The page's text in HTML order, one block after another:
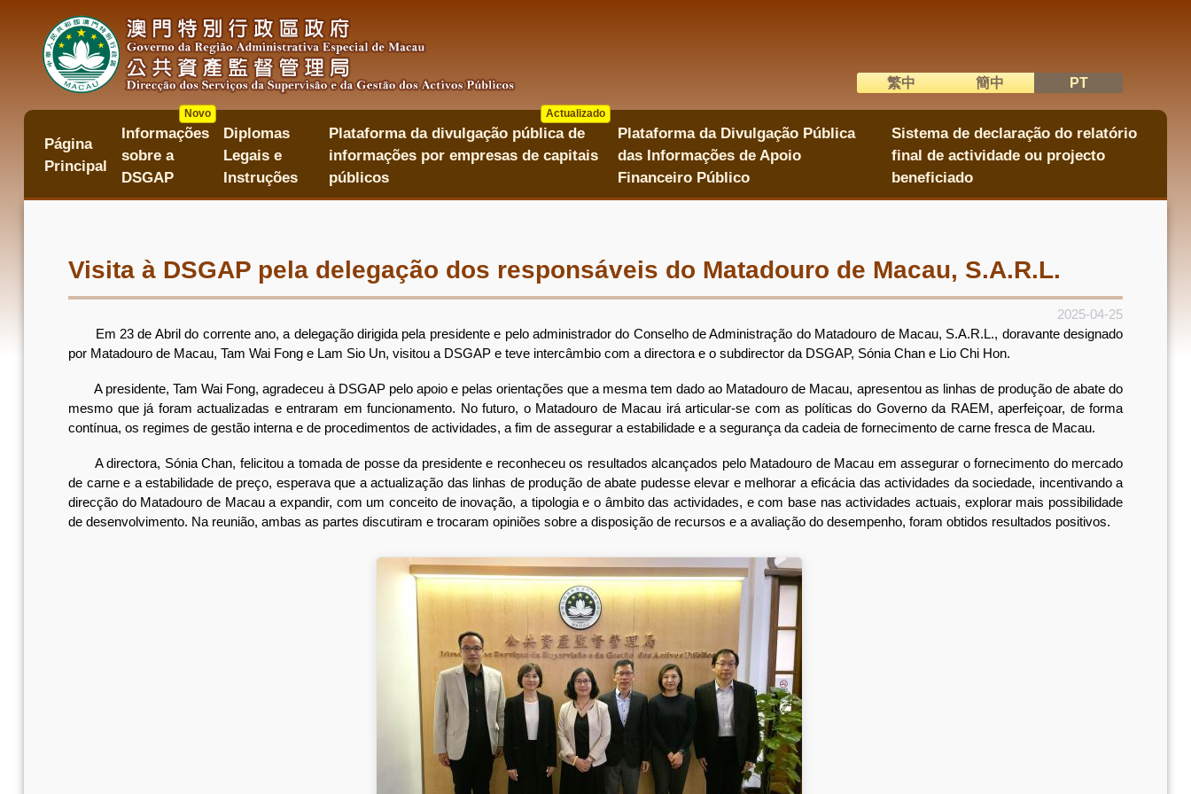
conteúdo
語系切換
繁中 簡中 PT
Página
Principal
Informações
sobre a
DSGAP
Novo
Diplomas
Legais e
Instruções
Plataforma da divulgação pública de
informações por empresas de capitais
públicos
Actualizado
Plataforma da Divulgação Pública
das Informações de Apoio
Financeiro Público
Sistema de declaração do relatório
final de actividade ou projecto
beneficiado
Visita à DSGAP pela delegação dos responsáveis do Matadouro de Macau, S.A.R.L.
2025-04-25
Em 23 de Abril do corrente ano, a delegação dirigida pela presidente e pelo administrador do Conselho de Administração do Matadouro de Macau, S.A.R.L., doravante designado
por Matadouro de Macau, Tam Wai Fong e Lam Sio Un, visitou a DSGAP e teve intercâmbio com a directora e o subdirector da DSGAP, Sónia Chan e Lio Chi Hon.
A presidente, Tam Wai Fong, agradeceu à DSGAP pelo apoio e pelas orientações que a mesma tem dado ao Matadouro de Macau, apresentou as linhas de produção de abate do
mesmo que já foram actualizadas e entraram em funcionamento. No futuro, o Matadouro de Macau irá articular-se com as políticas do Governo da RAEM, aperfeiçoar, de forma
contínua, os regimes de gestão interna e de procedimentos de actividades, a fim de assegurar a estabilidade e a segurança da cadeia de fornecimento de carne fresca de Macau.
A directora, Sónia Chan, felicitou a tomada de posse da presidente e reconheceu os resultados alcançados pelo Matadouro de Macau em assegurar o fornecimento do mercado
de carne e a estabilidade de preço, esperava que a actualização das linhas de produção de abate pudesse elevar e melhorar a eficácia das actividades da sociedade, incentivando a
direcção do Matadouro de Macau a expandir, com um conceito de inovação, a tipologia e o âmbito das actividades, e com base nas actividades actuais, explorar mais possibilidade
de desenvolvimento. Na reunião, ambas as partes discutiram e trocaram opiniões sobre a disposição de recursos e a avaliação do desempenho, foram obtidos resultados positivos.